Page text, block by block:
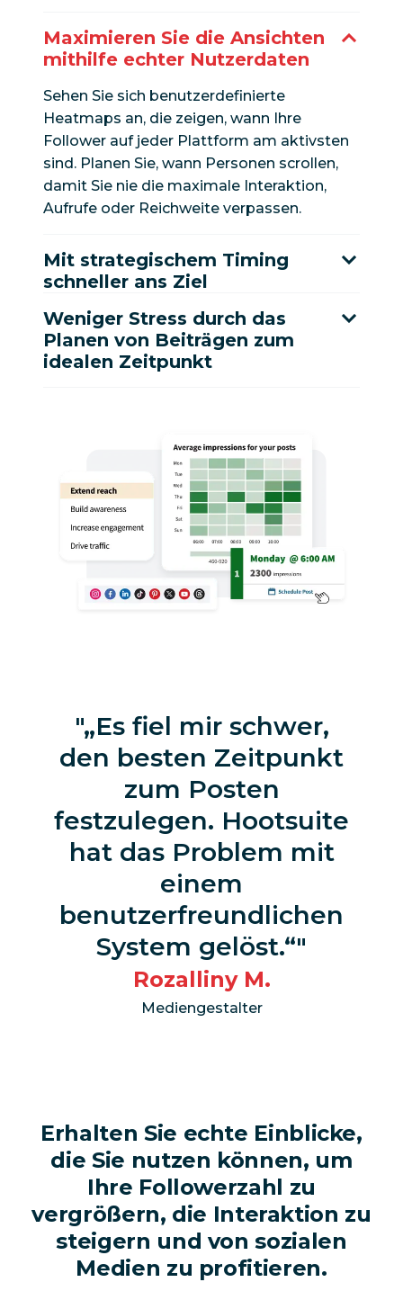
Maximieren Sie die Ansichten
mithilfe echter Nutzerdaten
Sehen Sie sich benutzerdefinierte
Heatmaps an, die zeigen, wann Ihre
Follower auf jeder Plattform am aktivsten
sind. Planen Sie, wann Personen scrollen,
damit Sie nie die maximale Interaktion,
Aufrufe oder Reichweite verpassen.
Mit strategischem Timing
schneller ans Ziel
Weniger Stress durch das
Planen von Beiträgen zum
idealen Zeitpunkt
„Es fiel mir schwer,
den besten Zeitpunkt
zum Posten
festzulegen. Hootsuite
hat das Problem mit
einem
benutzerfreundlichen
System gelöst.“
Rozalliny M.
Mediengestalter
Erhalten Sie echte Einblicke,
die Sie nutzen können, um
Ihre Followerzahl zu
vergrößern, die Interaktion zu
steigern und von sozialen
Medien zu profitieren.